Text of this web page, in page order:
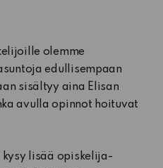
olemme
edullisempaan
sisältyy aina Elisan
avulla opinnot hoituvat
lisää opiskelija-